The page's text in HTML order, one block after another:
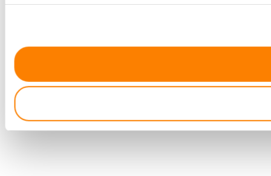
Find out more about how your personal data is processed